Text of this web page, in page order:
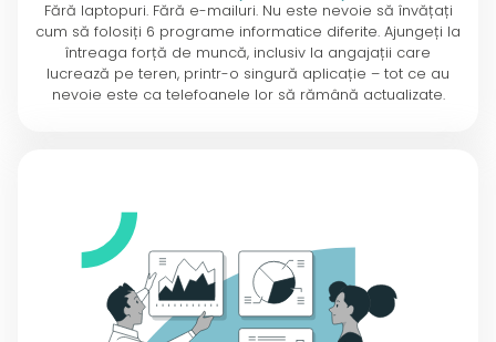
Fără laptopuri. Fără e-mailuri. Nu este nevoie să învățați
cum să folosiți 6 programe informatice diferite. Ajungeți la
întreaga forță de muncă, inclusiv la angajații care
lucrează pe teren, printr-o singură aplicație – tot ce au
nevoie este ca telefoanele lor să rămână actualizate.